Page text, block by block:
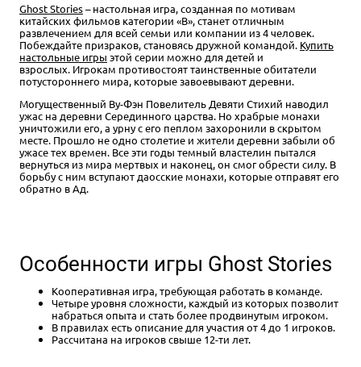
Ghost Stories– настольная игра, созданная по мотивам
китайских фильмов категории «В», станет отличным
развлечением для всей семьи или компании из 4 человек.
Побеждайте призраков, становясь дружной командой. Купить
настольные игры этой серии можно для детей и
взрослых. Игрокам противостоят таинственные обитатели
потустороннего мира, которые завоевывают деревни.
Могущественный Ву-Фэн Повелитель Девяти Стихий наводил
ужас на деревни Серединного царства. Но храбрые монахи
уничтожили его, а урну с его пеплом захоронили в скрытом
месте. Прошло не одно столетие и жители деревни забыли об
ужасе тех времен. Все эти годы темный властелин пытался
вернуться из мира мертвых и наконец, он смог обрести силу. В
борьбу с ним вступают даосские монахи, которые отправят его
обратно в Ад.
Особенности игры Ghost Stories
Кооперативная игра, требующая работать в команде.
Четыре уровня сложности, каждый из которых позволит
набраться опыта и стать более продвинутым игроком.
В правилах есть описание для участия от 4 до 1 игроков.
Рассчитана на игроков свыше 12-ти лет.